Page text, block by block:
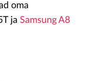
oma
ja Samsung A8